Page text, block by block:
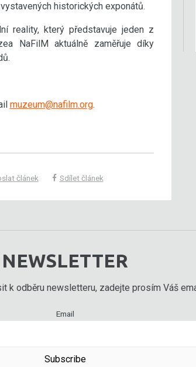
historických exponátů.
reality, který představuje jeden z
NaFilM aktuálně zaměřuje díky
muzeum@nafilm.org.
článek Sdílet článek
NEWSLETTER
k odběru newsletteru, zadejte prosím Váš
Email
Subscribe